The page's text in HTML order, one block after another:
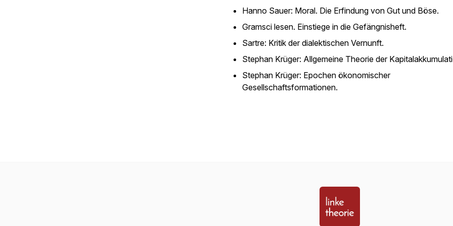
Hanno Sauer: Moral. Die Erfindung von Gut und Böse.
Gramsci lesen. Einstiege in die Gefängnisheft.
Sartre: Kritik der dialektischen Vernunft.
Stephan Krüger: Allgemeine Theorie der
Stephan Krüger: Epochen ökonomischer
Gesellschaftsformationen.